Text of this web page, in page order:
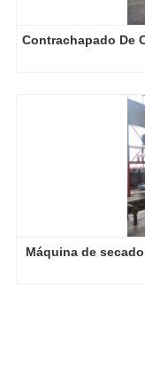
Contrachapado De
Máquina de